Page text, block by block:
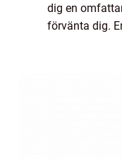
dig en
förvänta dig.